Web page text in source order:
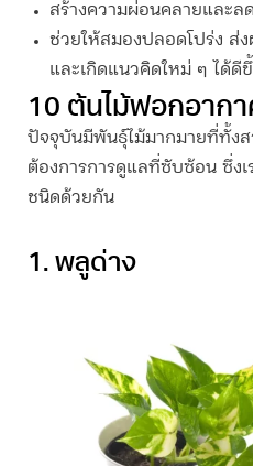
สร้างความผ่อนคลายและล
ช่วยให้สมองปลอดโปร่ง ส่ง
และเกิดแนวคิดใหม่ ๆ ได้ดี
10 ต้นไม้ฟอกอาก
ปัจจุบันมีพันธุ์ไม้มากมายที่ทั้งส
ต้องการการดูแลที่ซับซ้อน ซึ่งเ
ชนิดด้วยกัน
1. พลูด่าง